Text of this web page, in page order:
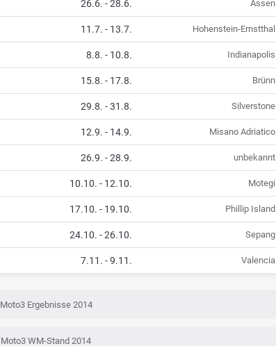
26.6. -28.6. Assen
11.7. - 13.7. Hohenstein-Ernstthal
8.8. - 10.8. Indianapolis
15.8. - 17.8. Brünn
29.8. -31.8. Silverstone
12.9. - 14.9. Misano Adriatico
26.9. -28.9. unbekannt
10.10. - 12.10. Motegi
17.10. - 19.10. Phillip Island
24.10. -26.10. Sepang
7.11. -9.11. Valencia
Moto3 Ergebnisse 2014
Moto3 WM-Stand 2014